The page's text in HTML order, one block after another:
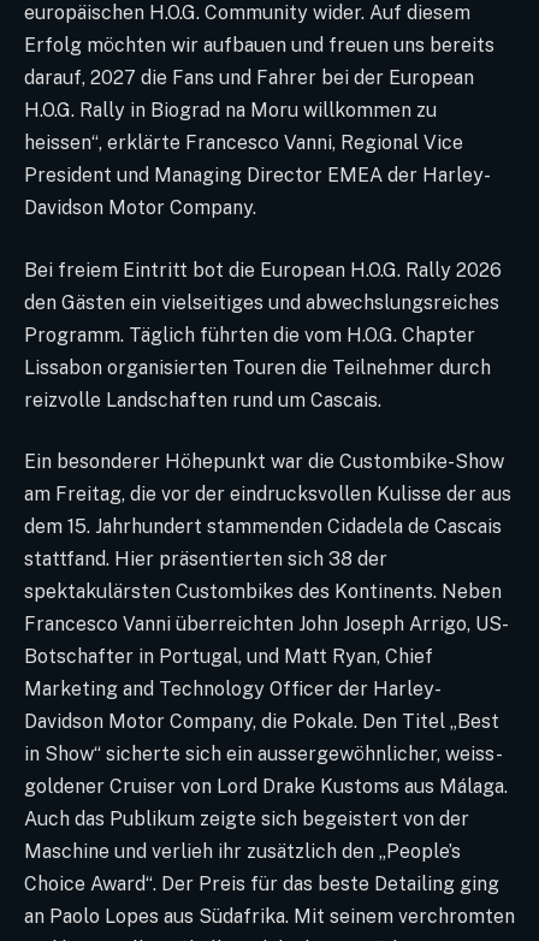
europäischen H.O.G. Community wider. Auf diesem
Erfolg möchten wir aufbauen und freuen uns bereits
darauf, 2027 die Fans und Fahrer bei der European
H.O.G. Rally in Biograd na Moru willkommen zu
heissen“, erklärte Francesco Vanni, Regional Vice
President und Managing Director EMEA der Harley-
Davidson Motor Company.
Bei freiem Eintritt bot die European H.O.G. Rally 2026
den Gästen ein vielseitiges und abwechslungsreiches
Programm. Täglich führten die vom H.O.G. Chapter
Lissabon organisierten Touren die Teilnehmer durch
reizvolle Landschaften rund um Cascais.
Ein besonderer Höhepunkt war die Custombike-Show
am Freitag, die vor der eindrucksvollen Kulisse der aus
dem 15. Jahrhundert stammenden Cidadela de Cascais
stattfand. Hier präsentierten sich 38 der
spektakulärsten Custombikes des Kontinents. Neben
Francesco Vanni überreichten John Joseph Arrigo, US-
Botschafter in Portugal, und Matt Ryan, Chief
Marketing and Technology Officer der Harley-
Davidson Motor Company, die Pokale. Den Titel „Best
in Show“ sicherte sich ein aussergewöhnlicher, weiss-
goldener Cruiser von Lord Drake Kustoms aus Málaga.
Auch das Publikum zeigte sich begeistert von der
Maschine und verlieh ihr zusätzlich den „People’s
Choice Award“. Der Preis für das beste Detailing ging
an Paolo Lopes aus Südafrika. Mit seinem verchromten